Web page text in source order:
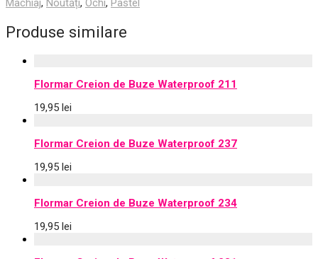
Machiaj, Noutăți, Ochi, Pastel
Produse similare
Flormar Creion de Buze Waterproof 211
19,95 lei
Flormar Creion de Buze Waterproof 237
19,95 lei
Flormar Creion de Buze Waterproof 234
19,95 lei